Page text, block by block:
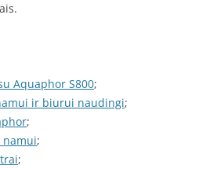
Aquaphor S800;
ir biurui naudingi;
;
namui;
;